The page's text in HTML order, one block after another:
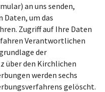
an uns senden,
Daten, um das
Zugriff auf Ihre Daten
Verantwortlichen
der
über den Kirchlichen
werden sechs
gelöscht.